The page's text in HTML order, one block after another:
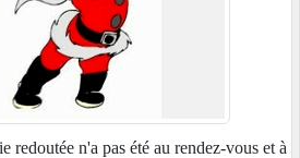
redoutée n'a pas été au rendez-vous et à